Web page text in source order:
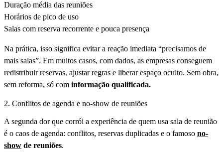
Duração média das reuniões
Horários de pico de uso
Salas com reserva recorrente e pouca presença
Na prática, isso significa evitar a reação imediata “precisamos de
mais salas”. Em muitos casos, com dados, as empresas conseguem
redistribuir reservas, ajustar regras e liberar espaço oculto. Sem obra,
sem reforma, só com informação qualificada.
2. Conflitos de agenda e no-show de reuniões
A segunda dor que corrói a experiência de quem usa sala de reunião
é o caos de agenda: conflitos, reservas duplicadas e o famoso no-
show de reuniões.